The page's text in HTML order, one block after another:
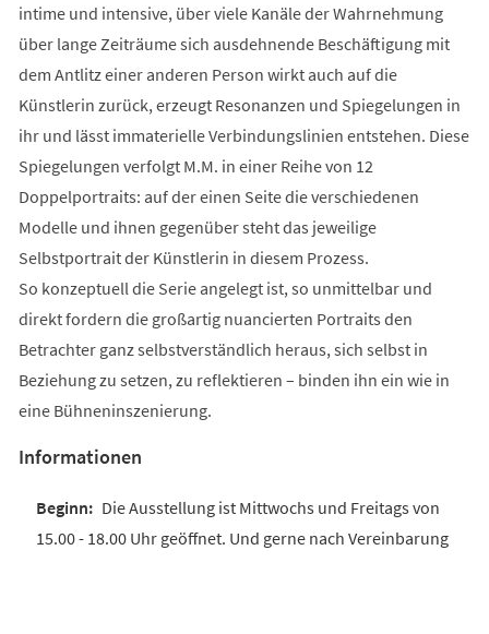
intime und intensive, über viele Kanäle der Wahrnehmung
über lange Zeiträume sich ausdehnende Beschäftigung mit
dem Antlitz einer anderen Person wirkt auch auf die
Künstlerin zurück, erzeugt Resonanzen und Spiegelungen in
ihr und lässt immaterielle Verbindungslinien entstehen. Diese
Spiegelungen verfolgt M.M. in einer Reihe von 12
Doppelportraits: auf der einen Seite die verschiedenen
Modelle und ihnen gegenüber steht das jeweilige
Selbstportrait der Künstlerin in diesem Prozess.
So konzeptuell die Serie angelegt ist, so unmittelbar und
direkt fordern die großartig nuancierten Portraits den
Betrachter ganz selbstverständlich heraus, sich selbst in
Beziehung zu setzen, zu reflektieren – binden ihn ein wie in
eine Bühneninszenierung.
Informationen
Die Ausstellung ist Mittwochs und Freitags von
15.00 - 18.00 Uhr geöffnet. Und gerne nach Vereinbarung